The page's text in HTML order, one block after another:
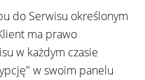
do Serwisu określonym
ma prawo
w każdym czasie
w swoim panelu